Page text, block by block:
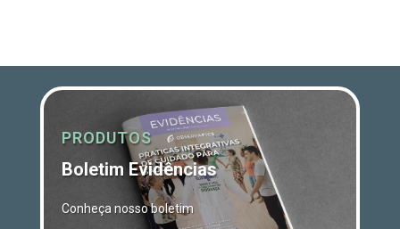
PRODUTOS
Boletim Evidências
Conheça nosso boletim